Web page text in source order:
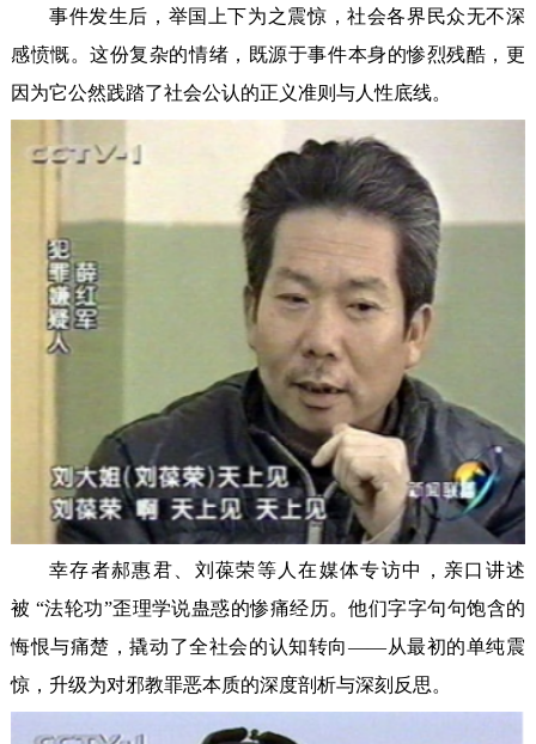
事件发生后，举国上下为之震惊，社会各界民众无不深
感愤慨。这份复杂的情绪，既源于事件本身的惨烈残酷，更
因为它公然践踏了社会公认的正义准则与人性底线。
幸存者郝惠君、刘葆荣等人在媒体专访中，亲口讲述
被 “法轮功”歪理学说蛊惑的惨痛经历。他们字字句句饱含的
悔恨与痛楚，撬动了全社会的认知转向——从最初的单纯震
惊，升级为对邪教罪恶本质的深度剖析与深刻反思。